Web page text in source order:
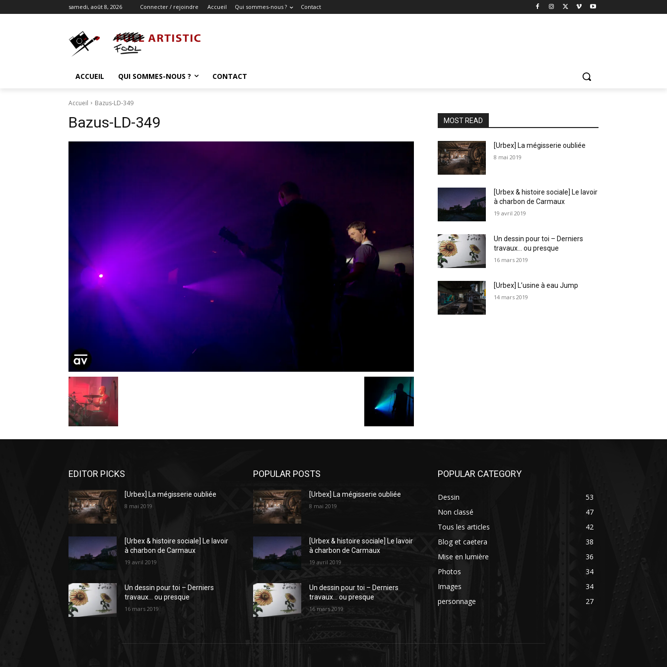
samedi, août 8, 2026 Connecter / rejoindre Accueil Qui sommes-nous ? Contact
ACCUEIL QUI SOMMES-NOUS ? CONTACT
Accueil Bazus-LD-349
Bazus-LD-349 MOST READ
[Urbex] La mégisserie oubliée
8 mai 2019
[Urbex & histoire sociale] Le lavoir
à charbon de Carmaux
19 avril 2019
Un dessin pour toi – Derniers
travaux… ou presque
16 mars 2019
[Urbex] L’usine à eau Jump
14 mars 2019
EDITOR PICKS
[Urbex] La mégisserie oubliée
8 mai 2019
[Urbex & histoire sociale] Le lavoir
à charbon de Carmaux
19 avril 2019
Un dessin pour toi – Derniers
travaux… ou presque
16 mars 2019
POPULAR POSTS
[Urbex] La mégisserie oubliée
8 mai 2019
[Urbex & histoire sociale] Le lavoir
à charbon de Carmaux
19 avril 2019
Un dessin pour toi – Derniers
travaux… ou presque
16 mars 2019
POPULAR CATEGORY
Dessin
53
Non classé
47
Tous les articles
42
Blog et caetera
38
Mise en lumière
36
Photos
34
Images
34
personnage
27